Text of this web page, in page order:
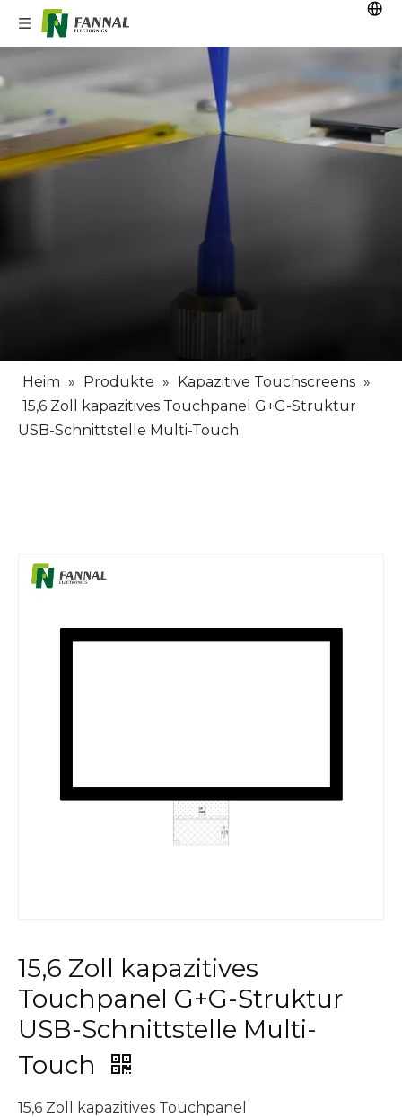
Heim » Produkte » Kapazitive Touchscreens »
15,6 Zoll kapazitives Touchpanel G+G-Struktur
USB-Schnittstelle Multi-Touch
15,6 Zoll kapazitives
Touchpanel G+G-Struktur
USB-Schnittstelle Multi-
Touch
15,6 Zoll kapazitives Touchpanel